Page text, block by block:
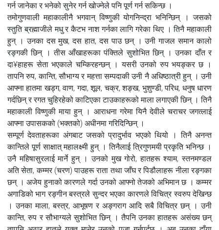
गर्न जानेका र भनेको सुनेर गर्न खोज्नेले पनि पूर्ण गर्न सकिन्छ ।
तमोगुणवाली महाकालीनै भगवान् विष्णुकी योगनिन्द्रा भनिन्छिन् । जसको
स्तुति ब्रह्माजीले मधु र कैटभ नाश गर्नका लागि गरेका थिए । तिनै महाकाली
हुन् । उनका दस मुख, दस हात, दस पाउ छन् । उनी गाजल समान कालो
रङ्गकी छिन् । तीस आँखाहरूका पंक्तिले सुशोभित छिन् । उनका दाँत र
दा¥हाहरू सेता भएकाले चम्किरहन्छन् । यसरी उनको रुप भयङ्कर छ ।
तापनि रुप, कान्ति, सौभाग्य र महत्ता सम्पदाकी उनी नै अधिष्ठात्री हुन् । उनी
आफ्ना हातमा खड्ग, वाण, गदा, शूल, चक्र, शङ्ख, भुशुण्डी, परिध, धनुष धारण
गर्दछिन् र रगत चुहिरहेको काटिएका टाउकाहरूको माला लगाएकी छिन् । तिनै
महाकाली विष्णुकी माया हुन् । आराधना गरेमा यिनै देवीले चराचर जगत्लाई
आफ्ना उपासकको (भक्तको) अधीनमा गरिदिन्छिन् ।
सम्पूर्ण देवताहरूका अंगबाट जसको प्रादुर्भाव भएको थियो । तिनै अनन्त
कान्तिले पूर्ण साक्षात् महालक्ष्मी हुन् । तिनैलाई त्रिगुणमयी प्रकृति भनिन्छ ।
उनै महिषासुरलाई मार्ने हुन् । उनको मुख गोरो, हातहरू श्याम, स्तनमण्डल
अति सेता, कम्मर (चरण) पाउहरू राता तथा जाँघ र पिडौलाहरू नीला रङ्गका
छन् । अजेय हुनाको कारणले गर्दा उनको आफ्नो तेजको अभिमान छ । कम्मर
अगाडिको भाग रङ्गीन बस्त्रले सुन्दर भएका कारणले विचित्र स्वरुप देखिन्छ
। उनका माला, बस्त्र, आभूषण र अङ्गराग आदि सबै विचित्र छन् । उनी
कान्ति, रुप र सौभाग्यले सुशोभित छिन् । तैपनि उनका हातहरू असंख्य छन्